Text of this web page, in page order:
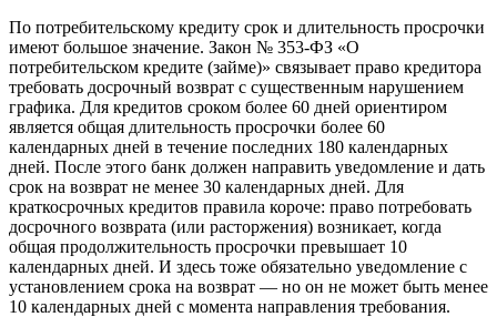
По потребительскому кредиту срок и длительность просрочки
имеют большое значение. Закон № 353-ФЗ «О
потребительском кредите (займе)» связывает право кредитора
требовать досрочный возврат с существенным нарушением
графика. Для кредитов сроком более 60 дней ориентиром
является общая длительность просрочки более 60
календарных дней в течение последних 180 календарных
дней. После этого банк должен направить уведомление и дать
срок на возврат не менее 30 календарных дней. Для
краткосрочных кредитов правила короче: право потребовать
досрочного возврата (или расторжения) возникает, когда
общая продолжительность просрочки превышает 10
календарных дней. И здесь тоже обязательно уведомление с
установлением срока на возврат — но он не может быть менее
10 календарных дней с момента направления требования.